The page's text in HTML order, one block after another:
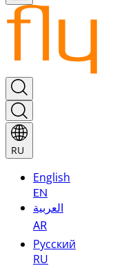
RU
English
EN
العربية
AR
Русский
RU